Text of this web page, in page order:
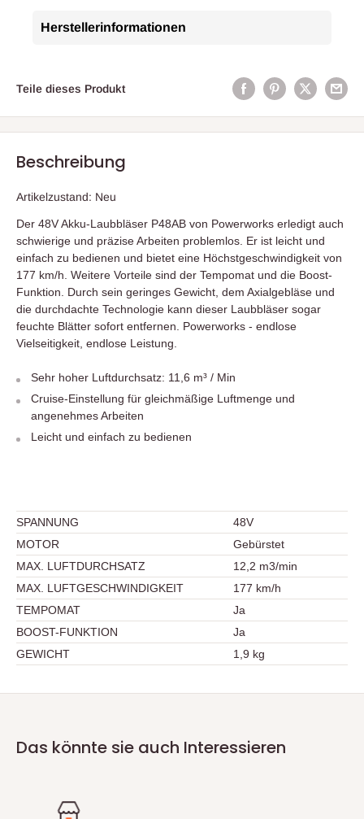
Herstellerinformationen
Teile dieses Produkt
Beschreibung
Artikelzustand: Neu
Der 48V Akku-Laubbläser P48AB von Powerworks erledigt auch
schwierige und präzise Arbeiten problemlos. Er ist leicht und
einfach zu bedienen und bietet eine Höchstgeschwindigkeit von
177 km/h. Weitere Vorteile sind der Tempomat und die Boost-
Funktion. Durch sein geringes Gewicht, dem Axialgebläse und
die durchdachte Technologie kann dieser Laubbläser sogar
feuchte Blätter sofort entfernen. Powerworks - endlose
Vielseitigkeit, endlose Leistung.
Sehr hoher Luftdurchsatz: 11,6 m³ / Min
Cruise-Einstellung für gleichmäßige Luftmenge und
angenehmes Arbeiten
Leicht und einfach zu bedienen
SPANNUNG
48V
MOTOR
Gebürstet
MAX. LUFTDURCHSATZ
12,2 m3/min
MAX. LUFTGESCHWINDIGKEIT
177 km/h
TEMPOMAT
Ja
BOOST-FUNKTION
Ja
GEWICHT
1,9 kg
Das könnte sie auch Interessieren